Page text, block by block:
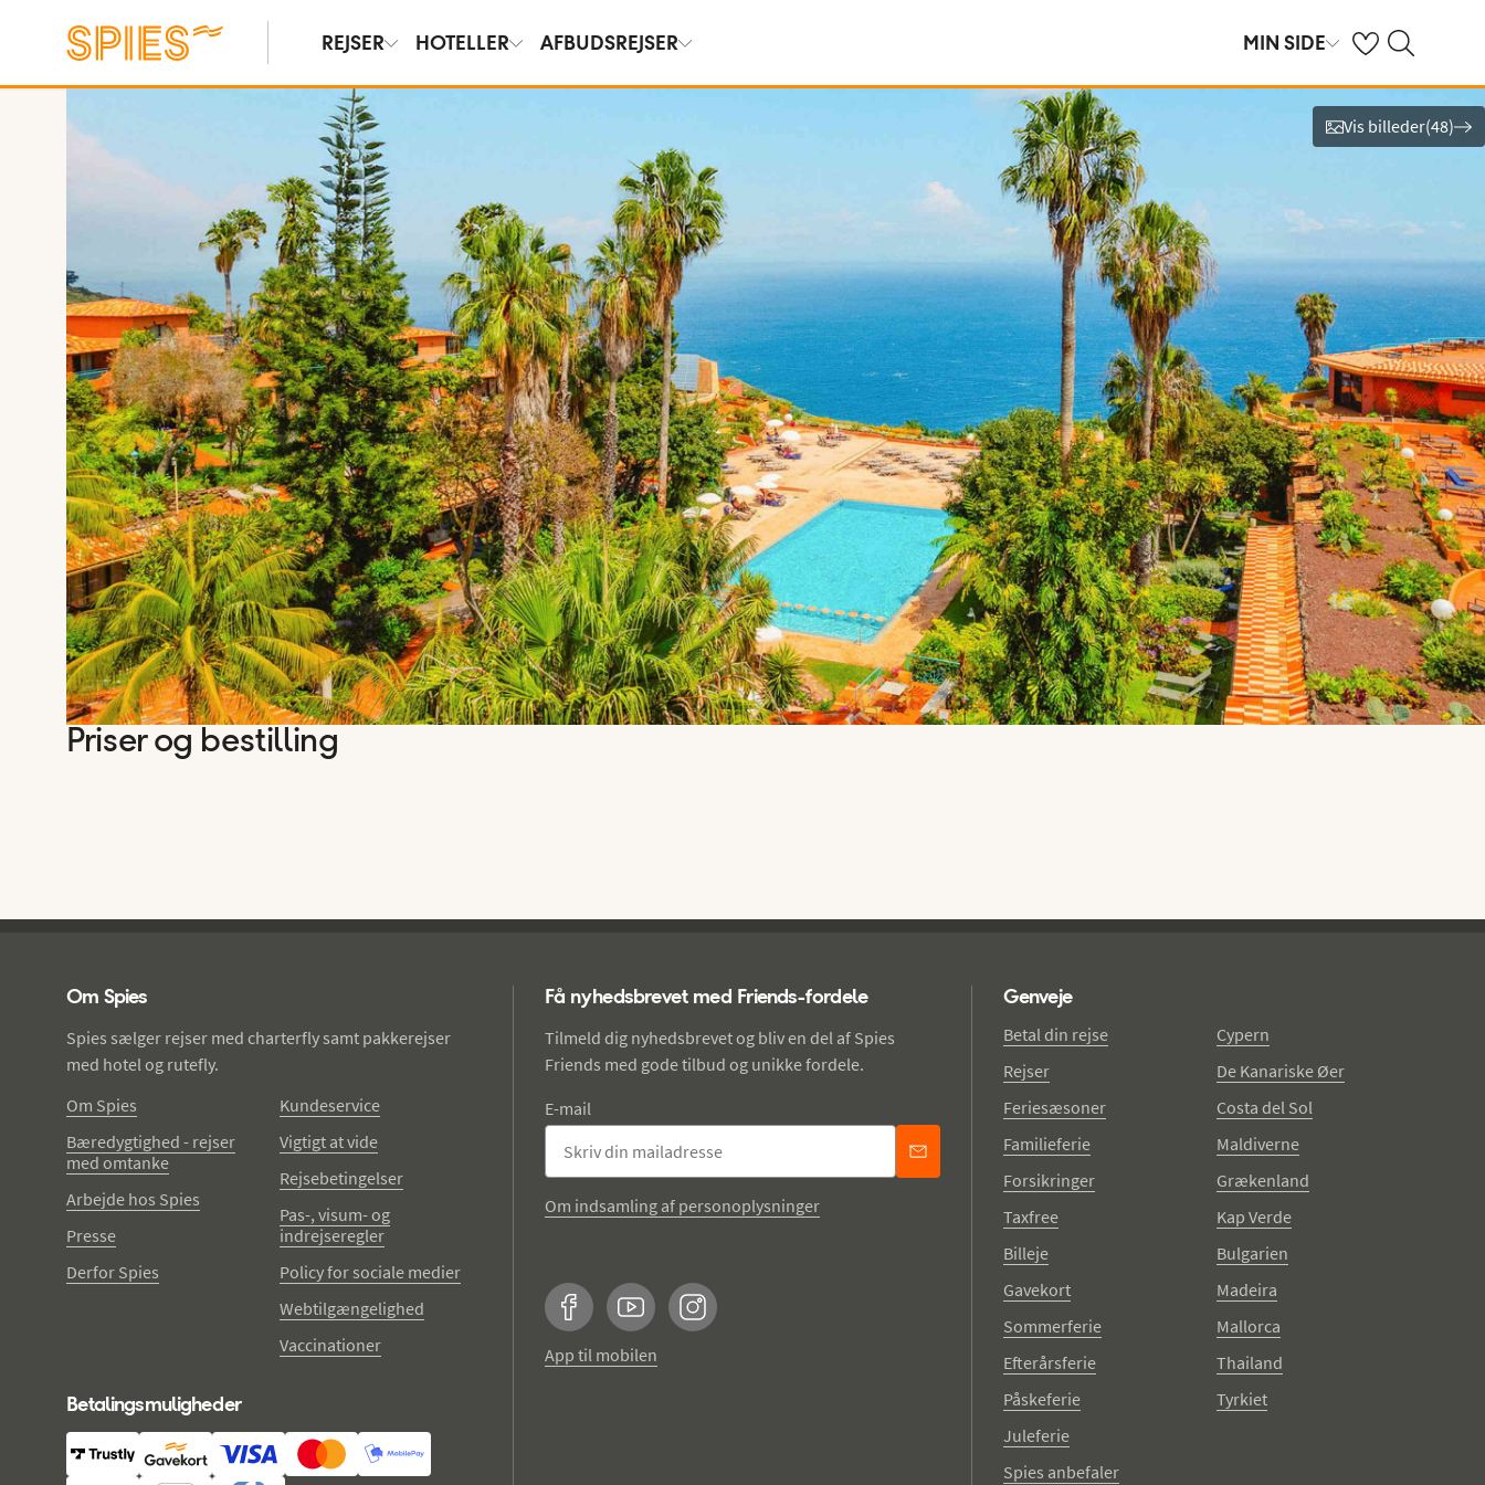
REJSER HOTELLER AFBUDSREJSER MIN SIDE Se dine gemte
Søg på spies.dk
Vis billeder
Vis billeder(48)
Priser og bestilling
Om Spies
Spies sælger rejser med charterfly samt pakkerejser
med hotel og rutefly.
Om Spies
Bæredygtighed - rejser
med omtanke
Arbejde hos Spies
Presse
Derfor Spies
Kundeservice
Vigtigt at vide
Rejsebetingelser
Pas-, visum- og
indrejseregler
Policy for sociale medier
Webtilgængelighed
Vaccinationer
Betalingsmuligheder
Få nyhedsbrevet med Friends-fordele
Tilmeld dig nyhedsbrevet og bliv en del af Spies
Friends med gode tilbud og unikke fordele.
E-mail
Om indsamling af personoplysninger
FacebookYouTubeInstagram
App til mobilen
Genveje
Betal din rejse
Rejser
Feriesæsoner
Familieferie
Forsikringer
Taxfree
Billeje
Gavekort
Sommerferie
Efterårsferie
Påskeferie
Juleferie
Spies anbefaler
Cypern
De Kanariske Øer
Costa del Sol
Maldiverne
Grækenland
Kap Verde
Bulgarien
Madeira
Mallorca
Thailand
Tyrkiet